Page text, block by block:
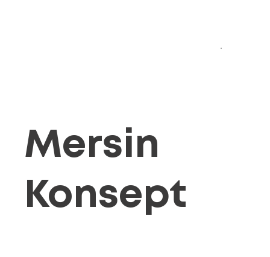
Mersin
Konsept